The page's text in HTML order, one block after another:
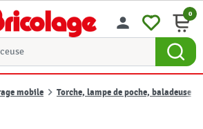
person 0
mobile Torche, lampe de poche, baladeuse